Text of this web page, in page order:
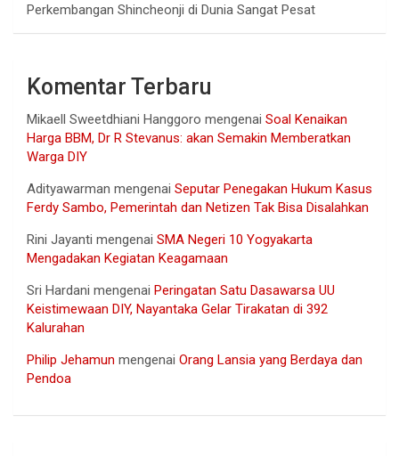
Perkembangan Shincheonji di Dunia Sangat Pesat
Komentar Terbaru
Mikaell Sweetdhiani Hanggoro mengenai Soal Kenaikan
Harga BBM, Dr R Stevanus: akan Semakin Memberatkan
Warga DIY
Adityawarman mengenai Seputar Penegakan Hukum Kasus
Ferdy Sambo, Pemerintah dan Netizen Tak Bisa Disalahkan
Rini Jayanti mengenai SMA Negeri 10 Yogyakarta
Mengadakan Kegiatan Keagamaan
Sri Hardani mengenai Peringatan Satu Dasawarsa UU
Keistimewaan DIY, Nayantaka Gelar Tirakatan di 392
Kalurahan
Philip Jehamun mengenai Orang Lansia yang Berdaya dan
Pendoa